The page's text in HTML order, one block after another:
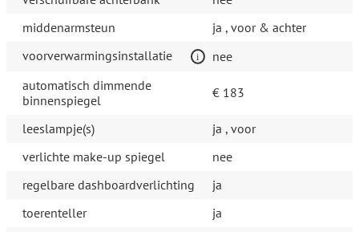
middenarmsteun
ja , voor & achter
voorverwarmingsinstallatie
nee
automatisch dimmende
binnenspiegel
€ 183
leeslampje(s)
ja , voor
verlichte make-up spiegel
nee
regelbare dashboardverlichting
ja
toerenteller
ja